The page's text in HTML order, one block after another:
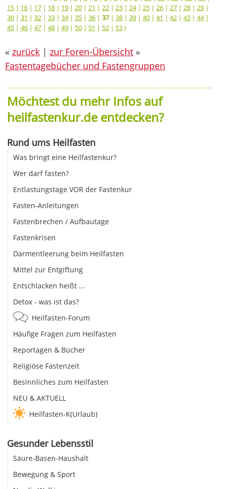
15 | 16 | 17 | 18 | 19 | 20 | 21 | 22 | 23 | 24| 25 | 26 | 27 | 28 | 29 |
30 | 31 | 32 | 33 | 34| 35 | 36 | 37| 38 | 39 | 40 | 41 | 42 | 43 | 44|
45 | 46 | 47 | 48 | 49 | 50 | 51 | 52 | 53)
« zurück | zur Foren-Übersicht »
Fastentagebücher und Fastengruppen
Möchtest du mehr Infos auf
heilfastenkur.de entdecken?
Rund ums Heilfasten
Was bringt eine Heilfastenkur?
Wer darf fasten?
Entlastungstage VOR der Fastenkur
Fasten-Anleitungen
Fastenbrechen / Aufbautage
Fastenkrisen
Darmentleerung beim Heilfasten
Mittel zur Entgiftung
Entschlacken heißt ...
Detox - was ist das?
Heilfasten-Forum
Häufige Fragen zum Heilfasten
Reportagen & Bücher
Religiöse Fastenzeit
Besinnliches zum Heilfasten
NEU & AKTUELL
Heilfasten-K(Urlaub)
Gesunder Lebensstil
Säure-Basen-Haushalt
Bewegung & Sport